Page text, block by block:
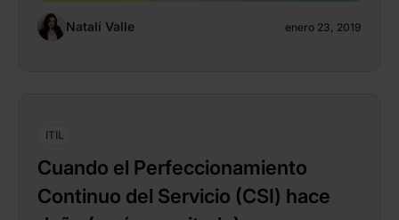
Natalí Valle enero 23, 2019
ITIL
Cuando el Perfeccionamiento
Continuo del Servicio (CSI) hace